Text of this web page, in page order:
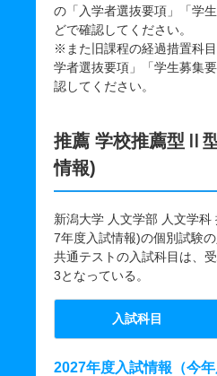
の「入学者選抜要項」「学
どで確認してください。
※また旧課程の経過措置科
学者選抜要項」「学生募集
認してください。
推薦 学校推薦型Ⅱ
情報)
新潟大学 人文学部 人文学
7年度入試情報)の個別試験
共通テストの入試科目は、
3となっている。
入試科目
2027年度入試情報（今年